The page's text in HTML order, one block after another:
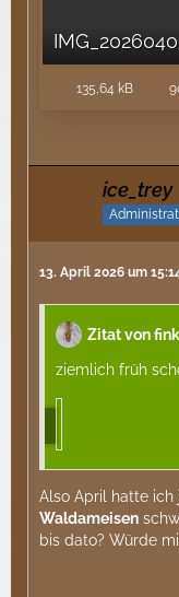
135,64 kB
ice_trey
13. April 2026 um
Zitat von
ziemlich früh
Also April hatte ich
Waldameisen
bis dato? Würde